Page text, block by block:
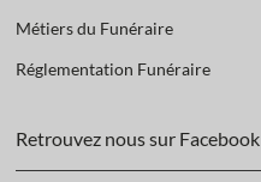
Métiers du Funéraire
Réglementation Funéraire
Retrouvez nous sur Facebook